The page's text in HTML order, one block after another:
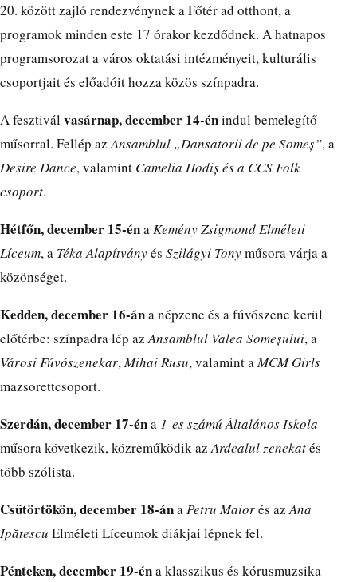
20. között zajló rendezvénynek a Főtér ad otthont, a
programok minden este 17 órakor kezdődnek. A hatnapos
programsorozat a város oktatási intézményeit, kulturális
csoportjait és előadóit hozza közös színpadra.
A fesztivál vasárnap, december 14-énindul bemelegítő
műsorral. Fellép azAnsamblul „Dansatorii de pe Someș”, a
Desire Dance, valamint Camelia Hodiș és a CCS Folk
csoport.
Hétfőn, december 15-énaKemény Zsigmond Elméleti
Líceum, a Téka Alapítványés Szilágyi Tonyműsora várja a
közönséget.
Kedden, december 16-ána népzene és a fúvószene kerül
előtérbe: színpadra lép azAnsamblul Valea Someșului, a
Városi Fúvószenekar,Mihai Rusu, valamint aMCM Girls
mazsorettcsoport.
Szerdán, december 17-éna 1-es számú Általános Iskola
műsora következik, közreműködik azArdealul zenekatés
több szólista.
Csütörtökön, december 18-ánaPetru Maiorés azAna
Ipătescu Elméleti Líceumok diákjai lépnek fel.
Pénteken, december 19-éna klasszikus és kórusmuzsika